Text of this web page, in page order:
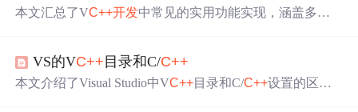
本文汇总了VC++开发中常见的实用功能实现，涵盖多线
工程应用价值，适合C++开发者学习与复用。
VS的VC++ 目录和C/C++
本文介绍了Visual Studio中VC++目录和C/C++设置的区